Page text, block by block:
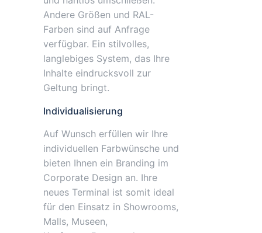
Andere Größen und RAL-
Farben sind auf Anfrage
verfügbar. Ein stilvolles,
langlebiges System, das Ihre
Inhalte eindrucksvoll zur
Geltung bringt.
Individualisierung
Auf Wunsch erfüllen wir Ihre
individuellen Farbwünsche und
bieten Ihnen ein Branding im
Corporate Design an. Ihre
neues Terminal ist somit ideal
für den Einsatz in Showrooms,
Malls, Museen,